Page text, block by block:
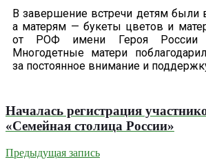
В завершение встречи детям были
а матерям — букеты цветов и
от РОФ имени Героя России
Многодетные матери
за постоянное внимание и
Началась регистрация
«Семейная столица России»
Предыдущая запись